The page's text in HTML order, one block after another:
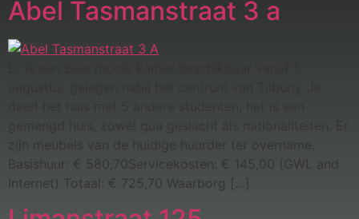
Abel Tasmanstraat 3 a
zijn meubels van de huidige huurder ter overname.
Basishuur: € 580,70Servicekosten: € 145,00 (GWL and
Internet) Totaal: € 725,70 Waarborg […]